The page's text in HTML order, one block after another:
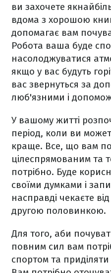
ви захочете
вдома з хорошою
допомагає вам
Робота ваша буде
насолоджуватися
якщо у вас будуть
вас звернуться за
люб'язними і
У вашому житті
період, коли ви
краще. Все, що вам
цілеспрямованим та
потрібно. Буде
своїми думками і
насправді чекаєте
другою половинкою.
Для того, аби
повним сил вам
спортом та